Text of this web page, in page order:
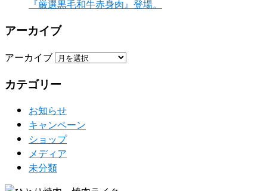
『厳選黒毛和牛赤身肉』登場。
アーカイブ
アーカイブ
カテゴリー
お知らせ
キャンペーン
ショップ
メディア
未分類